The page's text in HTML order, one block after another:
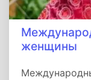
женщины